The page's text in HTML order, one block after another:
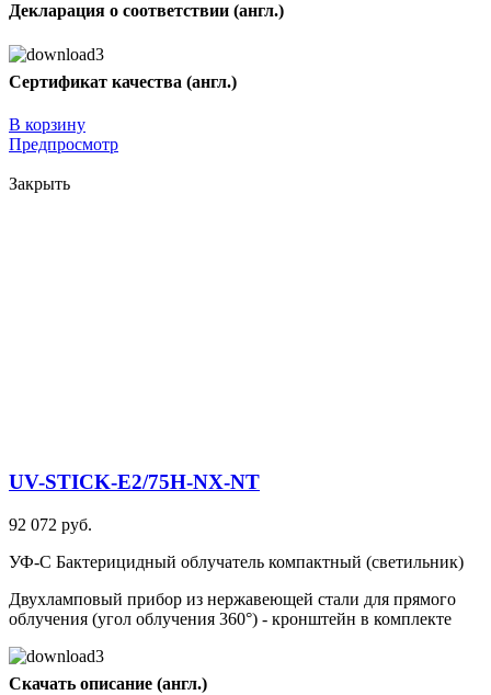
Декларация о соответствии (англ.)
Сертификат качества (англ.)
В корзину
Предпросмотр
Закрыть
UV-STICK-E2/75H-NX-NT
92 072 руб.
УФ-С Бактерицидный облучатель компактный (светильник)
Двухламповый прибор из нержавеющей стали для прямого
облучения (угол облучения 360°) - кронштейн в комплекте
Скачать описание (англ.)